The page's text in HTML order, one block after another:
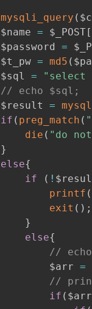
mysqli_query (
$name = $_POST[
$password =
$t_pw = md5 (
$sql = "select
// echo $sql;
$result =
if ( preg_match (
die ( "do
}
else{
if
( !
printf (
exit ( ) ;
}
else{
//
		$arr
=
//
if ( $arr